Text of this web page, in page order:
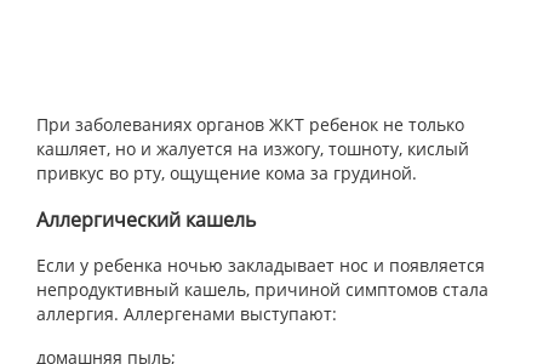
При заболеваниях органов ЖКТ ребенок не только
кашляет, но и жалуется на изжогу, тошноту, кислый
привкус во рту, ощущение кома за грудиной.
Аллергический кашель
Если у ребенка ночью закладывает нос и появляется
непродуктивный кашель, причиной симптомов стала
аллергия. Аллергенами выступают:
домашняя пыль;